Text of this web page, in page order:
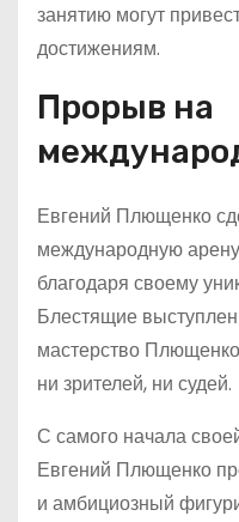
занятию могут
достижениям.
Прорыв на
Евгений Плющенко
международную
благодаря своему
Блестящие
мастерство
ни зрителей, ни судей.
С самого начала
Евгений Плющенко
и амбициозный